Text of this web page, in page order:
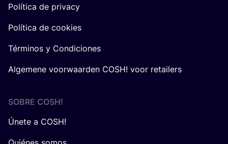
Política de privacy
Política de cookies
Términos y Condiciones
Algemene voorwaarden COSH! voor retailers
SOBRE COSH!
Únete a COSH!